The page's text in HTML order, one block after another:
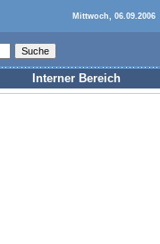
Mittwoch, 06.09.2006
Interner Bereich